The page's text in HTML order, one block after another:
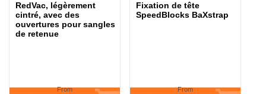
RedVac, légèrement
cintré, avec des
ouvertures pour sangles
de retenue
From
Fixation de tête
SpeedBlocks BaXstrap
From